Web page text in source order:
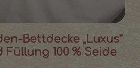
Bettdecke „Luxus“
Füllung 100 % Seide